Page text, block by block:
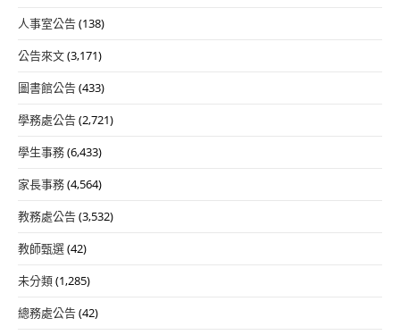
人事室公告(138)
公告來文(3,171)
圖書館公告(433)
學務處公告(2,721)
學生事務(6,433)
家長事務(4,564)
教務處公告(3,532)
教師甄選(42)
未分類(1,285)
總務處公告(42)